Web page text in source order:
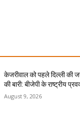
केजरीवाल को पहले दिल्ली की
की बारी: बीजेपी के राष्ट्रीय
August 9, 2026